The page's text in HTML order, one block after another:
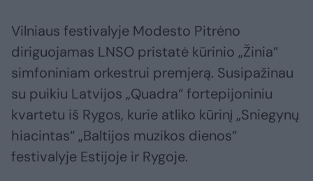
Vilniaus festivalyje Modesto Pitrėno
diriguojamas LNSO pristatė kūrinio „Žinia“
simfoniniam orkestrui premjerą. Susipažinau
su puikiu Latvijos „Quadra“ fortepijoniniu
kvartetu iš Rygos, kurie atliko kūrinį „Sniegynų
hiacintas“ „Baltijos muzikos dienos“
festivalyje Estijoje ir Rygoje.